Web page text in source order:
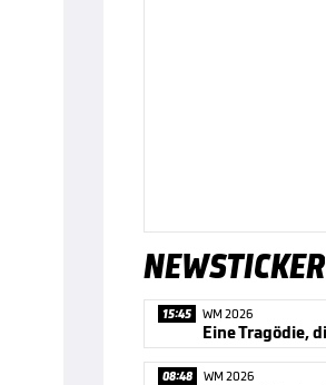
NEWSTICKER
15:45 WM 2026
08:48 WM 2026